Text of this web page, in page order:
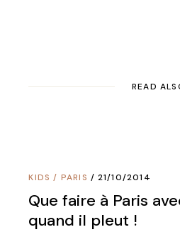
READ
KIDS / PARIS 21/10/2014
Que faire à Paris
quand il pleut !